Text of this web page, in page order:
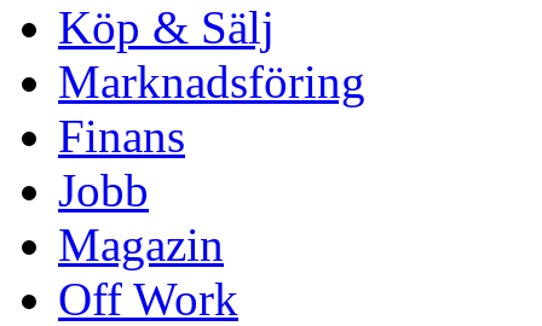
Köp & Sälj
Marknadsföring
Finans
Jobb
Magazin
Off Work